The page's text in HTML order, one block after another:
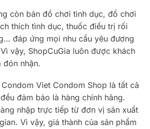
còn bán đồ chơi tình dục, đồ chơi
thích tình dục, thuốc điều trị rối
đáp ứng mọi nhu cầu yêu đương
vậy, ShopCuGia luôn được khách
đón nhận.
Viet Condom Shop là tất cả
đảm bảo là hàng chính hãng.
nhập trực tiếp từ đơn vị sản xuất
Vì vậy, giá thành của sản phẩm